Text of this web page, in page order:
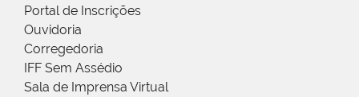
Portal de Inscrições
Ouvidoria
Corregedoria
IFF Sem Assédio
Sala de Imprensa Virtual